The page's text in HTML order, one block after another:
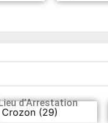
d’Arrestation
Crozon (29)